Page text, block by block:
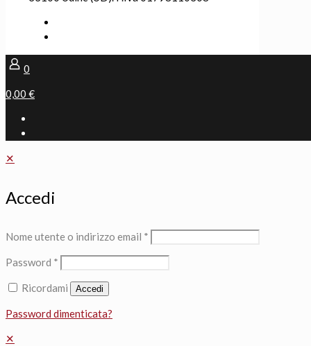
0
0,00 €
✕
Accedi
Nome utente o indirizzo email *
Password *
Ricordami Accedi
Password dimenticata?
✕